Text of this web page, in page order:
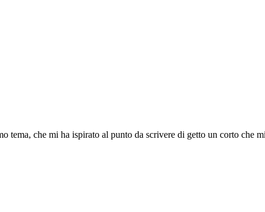
che mi ha ispirato al punto da scrivere di getto un corto che